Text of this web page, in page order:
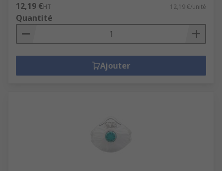
12,19 €HT 12,19 €/unité
Quantité
Ajouter